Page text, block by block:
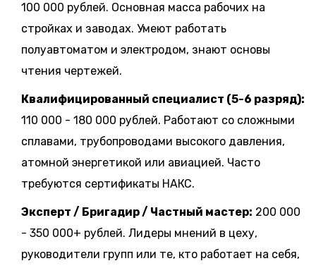
100 000 рублей. Основная масса рабочих на
стройках и заводах. Умеют работать
полуавтоматом и электродом, знают основы
чтения чертежей.
Квалифицированный специалист (5-6 разряд):
110 000 - 180 000 рублей. Работают со сложными
сплавами, трубопроводами высокого давления,
атомной энергетикой или авиацией. Часто
требуются сертификаты НАКС.
Эксперт / Бригадир / Частный мастер: 200 000
- 350 000+ рублей. Лидеры мнений в цеху,
руководители групп или те, кто работает на себя,